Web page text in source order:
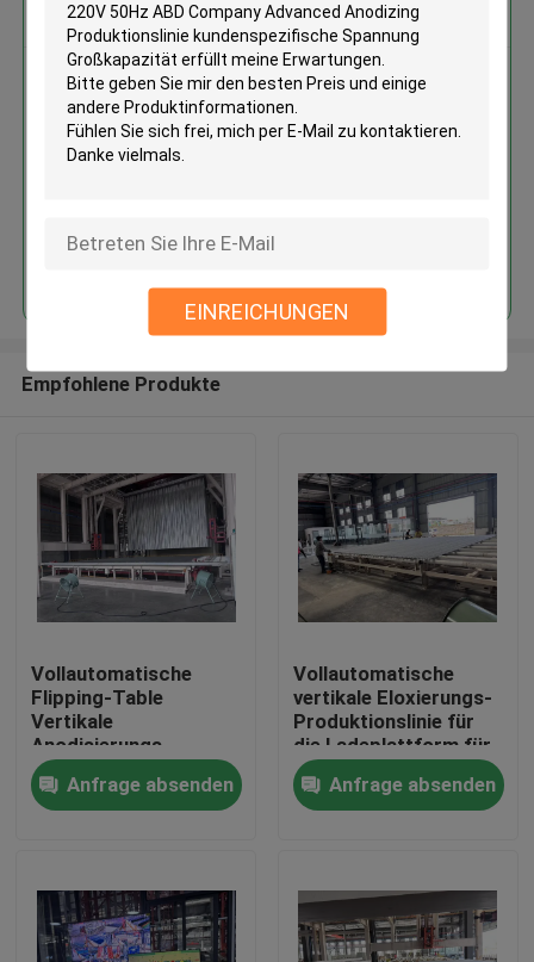
EINREICHUNGEN
Haus
VR Show
Erhalten Sie den besten Preis für
220V 50Hz ABD Company
Advanced Anodizing
Produktionslinie
Empfohlene Produkte
Vollautomatische
Flipping-Table
Vertikale
Anodisierungs-
Produktionslinie für
Aluminiumprofile
Anfrage absenden
Vollautomatische
vertikale Eloxierungs-
Produktionslinie für
die Ladeplattform für
Aluminiumprofile
Anfrage absenden